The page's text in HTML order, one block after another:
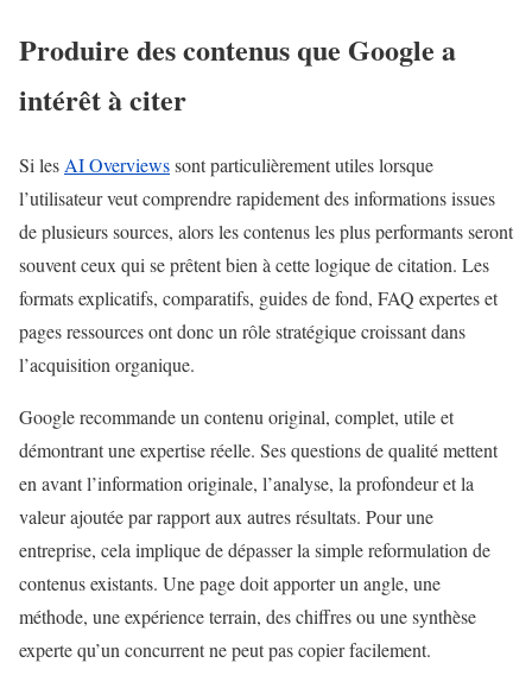
Produire des contenus que Google a
intérêt à citer
Si les AI Overviewssont particulièrement utiles lorsque
l’utilisateur veut comprendre rapidement des informations issues
de plusieurs sources, alors les contenus les plus performants seront
souvent ceux qui se prêtent bien à cette logique de citation. Les
formats explicatifs, comparatifs, guides de fond, FAQ expertes et
pages ressources ont donc un rôle stratégique croissant dans
l’acquisition organique.
Google recommande un contenu original, complet, utile et
démontrant une expertise réelle. Ses questions de qualité mettent
en avant l’information originale, l’analyse, la profondeur et la
valeur ajoutée par rapport aux autres résultats. Pour une
entreprise, cela implique de dépasser la simple reformulation de
contenus existants. Une page doit apporter un angle, une
méthode, une expérience terrain, des chiffres ou une synthèse
experte qu’un concurrent ne peut pas copier facilement.